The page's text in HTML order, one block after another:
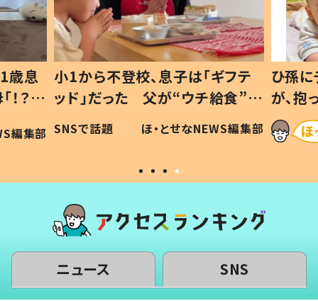
歳息
？」
編集部
小1から不登校、息子は「ギフテ
ッド」だった 父が“ウチ給食”を
作り続ける理由とは #令和の親
#令和の子
SNSで話題 ほ・とせなNEWS編集部
ひ孫
が、
「涙が
い」
ニュース SNS